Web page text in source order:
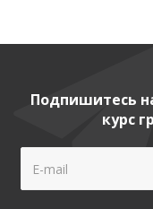
Подпишитесь
курс